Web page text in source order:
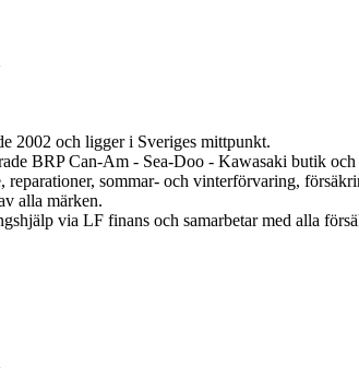
2002 och ligger i Sveriges mittpunkt.
BRP Can-Am - Sea-Doo - Kawasaki butik och
reparationer, sommar- och vinterförvaring,
alla märken.
via LF finans och samarbetar med alla